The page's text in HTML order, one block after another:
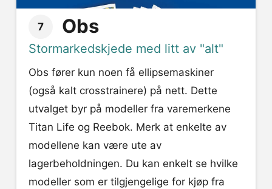
7 Obs
Stormarkedskjede med litt av "alt"
Obs fører kun noen få ellipsemaskiner
(også kalt crosstrainere) på nett. Dette
utvalget byr på modeller fra varemerkene
Titan Life og Reebok. Merk at enkelte av
modellene kan være ute av
lagerbeholdningen. Du kan enkelt se hvilke
modeller som er tilgjengelige for kjøp fra